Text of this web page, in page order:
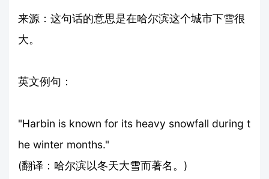
来源：这句话的意思是在哈尔滨这个城市下雪很
大。
英文例句：
"Harbin is known for its heavy snowfall during t
he winter months."
(翻译：哈尔滨以冬天大雪而著名。)